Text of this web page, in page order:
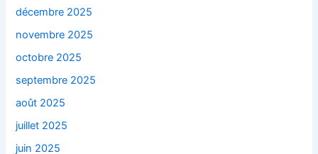
décembre 2025
novembre 2025
octobre 2025
septembre 2025
août 2025
juillet 2025
juin 2025